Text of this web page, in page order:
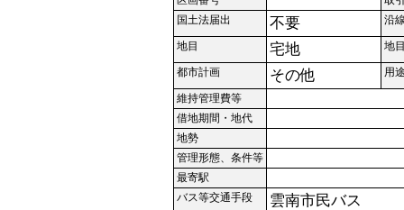
国土法届出
不要 沿
地目 宅地 地
都市計画 その他 用
維持管理費等
借地期間・地代
地勢
管理形態、条件等
最寄駅
バス等交通手段
雲南市民バス